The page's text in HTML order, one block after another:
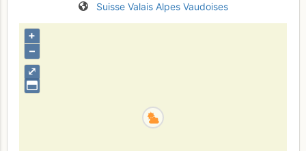
Suisse Valais Alpes Vaudoises
⤢
+
–